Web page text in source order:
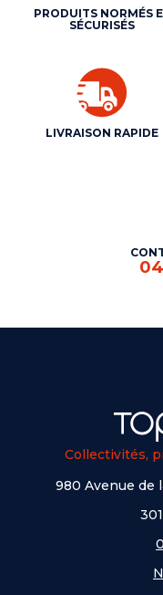
PRODUITS NORMÉS
SÉCURISÉS
LIVRAISON RAPIDE
Collectivités,
980 Avenue de